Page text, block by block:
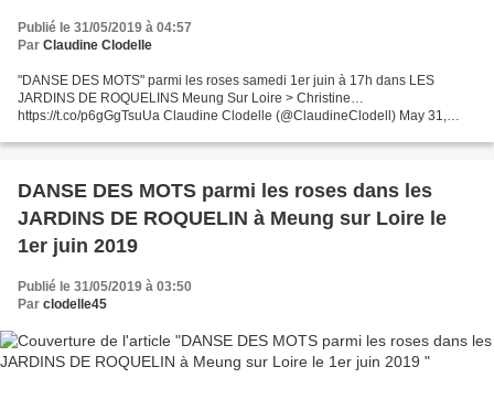
Publié le 31/05/2019 à 04:57
Par Claudine Clodelle
"DANSE DES MOTS" parmi les roses samedi 1er juin à 17h dans LES
JARDINS DE ROQUELINS Meung Sur Loire > Christine…
https://t.co/p6gGgTsuUa Claudine Clodelle (@ClaudineClodell) May 31,
DANSE DES MOTS parmi les roses dans les
JARDINS DE ROQUELIN à Meung sur Loire le
1er juin 2019
Publié le 31/05/2019 à 03:50
Par clodelle45